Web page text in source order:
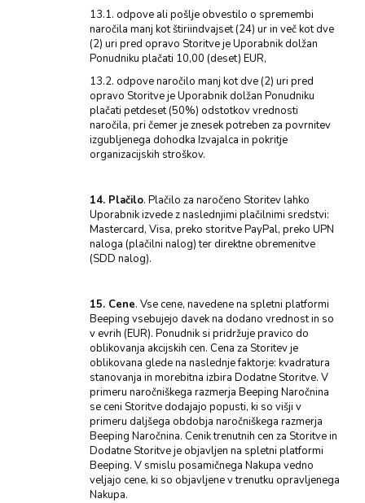
13.1. odpove ali pošlje obvestilo o spremembi
naročila manj kot štiriindvajset (24) ur in več kot dve
(2) uri pred opravo Storitve je Uporabnik dolžan
Ponudniku plačati 10,00 (deset) EUR,
13.2. odpove naročilo manj kot dve (2) uri pred
opravo Storitve je Uporabnik dolžan Ponudniku
plačati petdeset (50%) odstotkov vrednosti
naročila, pri čemer je znesek potreben za povrnitev
izgubljenega dohodka Izvajalca in pokritje
organizacijskih stroškov.
14. Plačilo. Plačilo za naročeno Storitev lahko
Uporabnik izvede z naslednjimi plačilnimi sredstvi:
Mastercard, Visa, preko storitve PayPal, preko UPN
naloga (plačilni nalog) ter direktne obremenitve
(SDD nalog).
15. Cene. Vse cene, navedene na spletni platformi
Beeping vsebujejo davek na dodano vrednost in so
v evrih (EUR). Ponudnik si pridržuje pravico do
oblikovanja akcijskih cen. Cena za Storitev je
oblikovana glede na naslednje faktorje: kvadratura
stanovanja in morebitna izbira Dodatne Storitve. V
primeru naročniškega razmerja Beeping Naročnina
se ceni Storitve dodajajo popusti, ki so višji v
primeru daljšega obdobja naročniškega razmerja
Beeping Naročnina. Cenik trenutnih cen za Storitve in
Dodatne Storitve je objavljen na spletni platformi
Beeping. V smislu posamičnega Nakupa vedno
veljajo cene, ki so objavljene v trenutku opravljenega
Nakupa.